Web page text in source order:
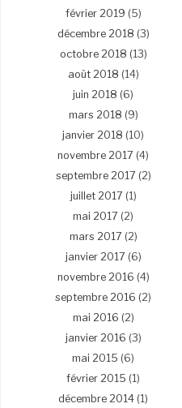
février 2019 (5)
décembre 2018 (3)
octobre 2018 (13)
août 2018 (14)
juin 2018 (6)
mars 2018 (9)
janvier 2018 (10)
novembre 2017 (4)
septembre 2017 (2)
juillet 2017 (1)
mai 2017 (2)
mars 2017 (2)
janvier 2017 (6)
novembre 2016 (4)
septembre 2016 (2)
mai 2016 (2)
janvier 2016 (3)
mai 2015 (6)
février 2015 (1)
décembre 2014 (1)